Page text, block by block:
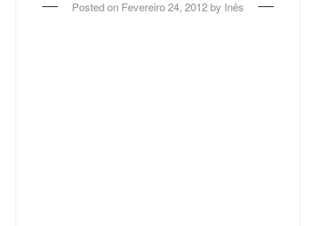
Posted on Fevereiro 24, 2012 by Inês